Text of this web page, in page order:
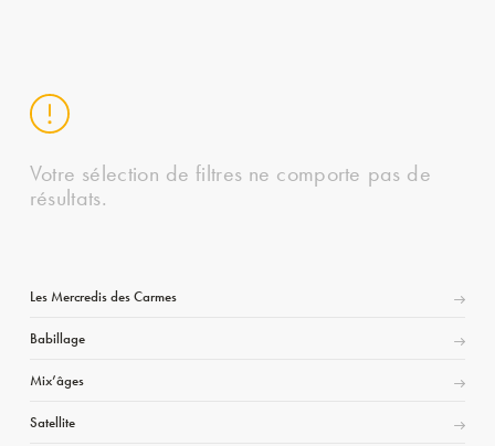
Votre sélection de filtres ne comporte pas de
résultats.
Les Mercredis des Carmes
Babillage
Mix’âges
Satellite